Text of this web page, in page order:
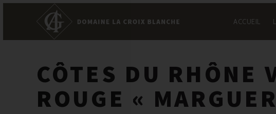
ACCUEIL
CÔTES DU RHÔNE
ROUGE «